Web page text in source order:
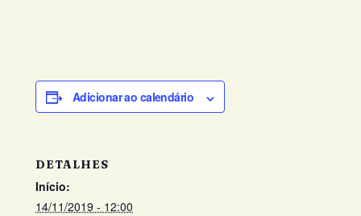
Adicionar ao calendário
DETALHES
Início:
14/11/2019 - 12:00